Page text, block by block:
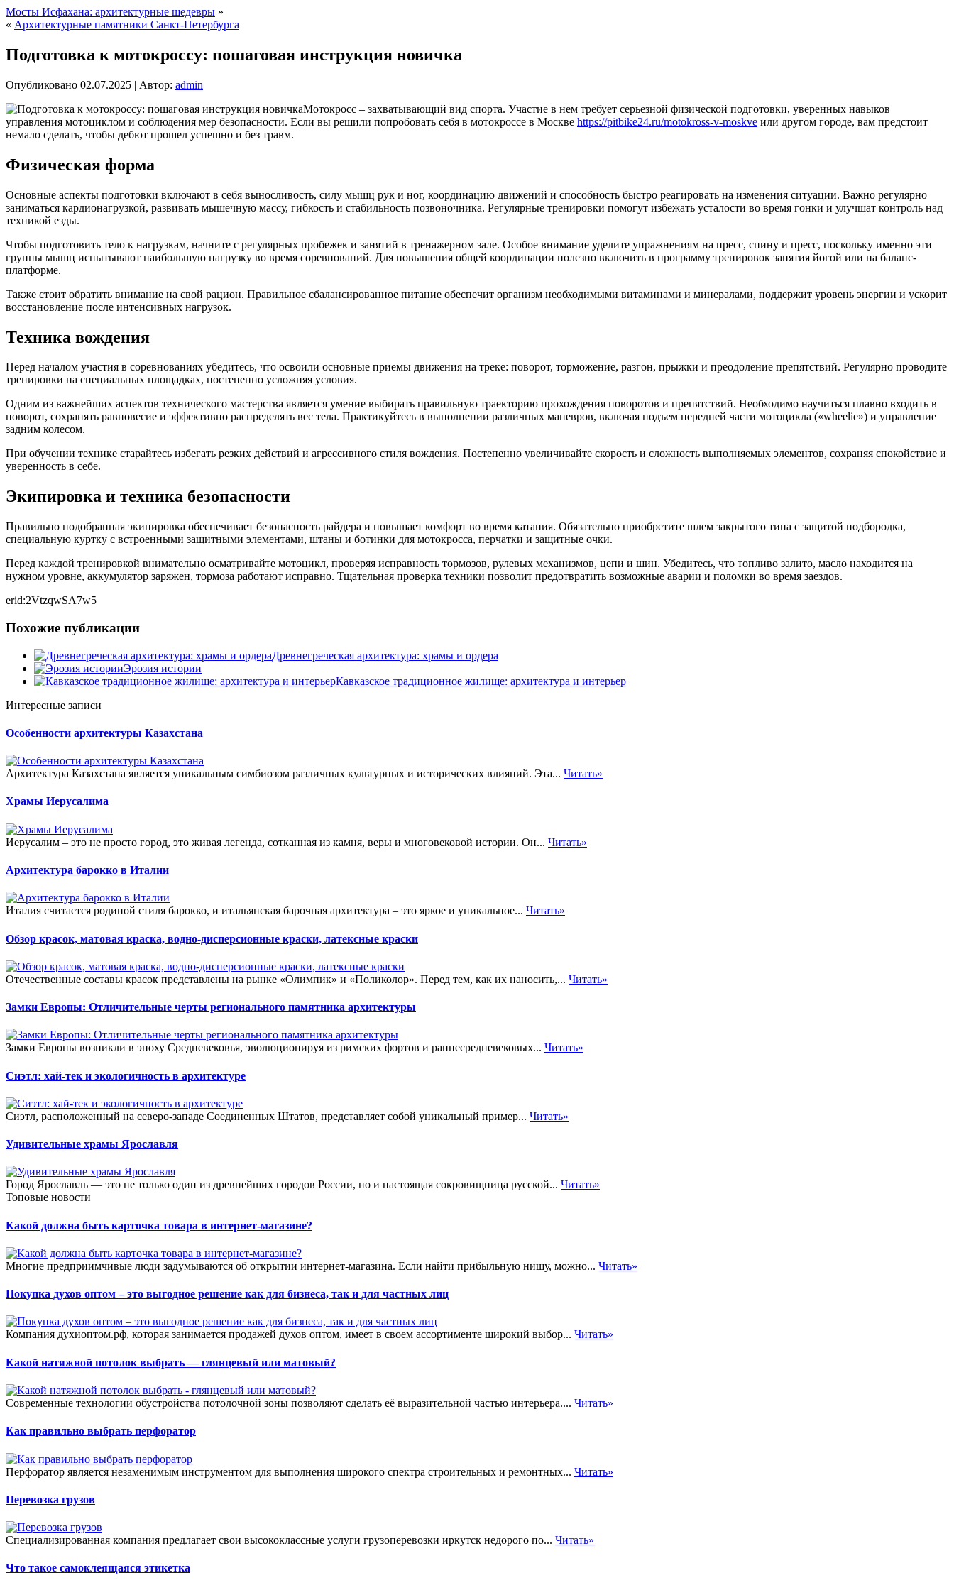
Мосты Исфахана: архитектурные шедевры »
« Архитектурные памятники Санкт-Петербурга
Подготовка к мотокроссу: пошаговая инструкция новичка
Опубликовано 02.07.2025 | Автор: admin
Мотокросс – захватывающий вид спорта. Участие в нем требует серьезной физической подготовки, уверенных навыков
управления мотоциклом и соблюдения мер безопасности. Если вы решили попробовать себя в мотокроссе в Москве https://pitbike24.ru/motokross-v-moskve или другом городе, вам предстоит
немало сделать, чтобы дебют прошел успешно и без травм.
Физическая форма
Основные аспекты подготовки включают в себя выносливость, силу мышц рук и ног, координацию движений и способность быстро реагировать на изменения ситуации. Важно регулярно
заниматься кардионагрузкой, развивать мышечную массу, гибкость и стабильность позвоночника. Регулярные тренировки помогут избежать усталости во время гонки и улучшат контроль над
техникой езды.
Чтобы подготовить тело к нагрузкам, начните с регулярных пробежек и занятий в тренажерном зале. Особое внимание уделите упражнениям на пресс, спину и пресс, поскольку именно эти
группы мышц испытывают наибольшую нагрузку во время соревнований. Для повышения общей координации полезно включить в программу тренировок занятия йогой или на баланс-
платформе.
Также стоит обратить внимание на свой рацион. Правильное сбалансированное питание обеспечит организм необходимыми витаминами и минералами, поддержит уровень энергии и ускорит
восстановление после интенсивных нагрузок.
Техника вождения
Перед началом участия в соревнованиях убедитесь, что освоили основные приемы движения на треке: поворот, торможение, разгон, прыжки и преодоление препятствий. Регулярно проводите
тренировки на специальных площадках, постепенно усложняя условия.
Одним из важнейших аспектов технического мастерства является умение выбирать правильную траекторию прохождения поворотов и препятствий. Необходимо научиться плавно входить в
поворот, сохранять равновесие и эффективно распределять вес тела. Практикуйтесь в выполнении различных маневров, включая подъем передней части мотоцикла («wheelie») и управление
задним колесом.
При обучении технике старайтесь избегать резких действий и агрессивного стиля вождения. Постепенно увеличивайте скорость и сложность выполняемых элементов, сохраняя спокойствие и
уверенность в себе.
Экипировка и техника безопасности
Правильно подобранная экипировка обеспечивает безопасность райдера и повышает комфорт во время катания. Обязательно приобретите шлем закрытого типа с защитой подбородка,
специальную куртку с встроенными защитными элементами, штаны и ботинки для мотокросса, перчатки и защитные очки.
Перед каждой тренировкой внимательно осматривайте мотоцикл, проверяя исправность тормозов, рулевых механизмов, цепи и шин. Убедитесь, что топливо залито, масло находится на
нужном уровне, аккумулятор заряжен, тормоза работают исправно. Тщательная проверка техники позволит предотвратить возможные аварии и поломки во время заездов.
erid:2VtzqwSA7w5
Похожие публикации
Древнегреческая архитектура: храмы и ордера
Эрозия истории
Кавказское традиционное жилище: архитектура и интерьер
Интересные записи
Особенности архитектуры Казахстана
Архитектура Казахстана является уникальным симбиозом различных культурных и исторических влияний. Эта... Читать»
Храмы Иерусалима
Иерусалим – это не просто город, это живая легенда, сотканная из камня, веры и многовековой истории. Он... Читать»
Архитектура барокко в Италии
Италия считается родиной стиля барокко, и итальянская барочная архитектура – это яркое и уникальное... Читать»
Обзор красок, матовая краска, водно-дисперсионные краски, латексные краски
Отечественные составы красок представлены на рынке «Олимпик» и «Поликолор». Перед тем, как их наносить,... Читать»
Замки Европы: Отличительные черты регионального памятника архитектуры
Замки Европы возникли в эпоху Средневековья, эволюционируя из римских фортов и раннесредневековых... Читать»
Сиэтл: хай-тек и экологичность в архитектуре
Сиэтл, расположенный на северо-западе Соединенных Штатов, представляет собой уникальный пример... Читать»
Удивительные храмы Ярославля
Город Ярославль — это не только один из древнейших городов России, но и настоящая сокровищница русской... Читать»
Топовые новости
Какой должна быть карточка товара в интернет-магазине?
Многие предприимчивые люди задумываются об открытии интернет-магазина. Если найти прибыльную нишу, можно... Читать»
Покупка духов оптом – это выгодное решение как для бизнеса, так и для частных лиц
Компания духиоптом.рф, которая занимается продажей духов оптом, имеет в своем ассортименте широкий выбор... Читать»
Какой натяжной потолок выбрать — глянцевый или матовый?
Современные технологии обустройства потолочной зоны позволяют сделать её выразительной частью интерьера.... Читать»
Как правильно выбрать перфоратор
Перфоратор является незаменимым инструментом для выполнения широкого спектра строительных и ремонтных... Читать»
Перевозка грузов
Специализированная компания предлагает свои высококлассные услуги грузоперевозки иркутск недорого по... Читать»
Что такое самоклеящаяся этикетка